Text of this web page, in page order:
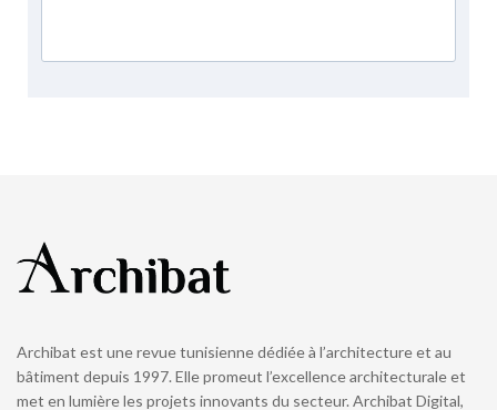
Archibat est une revue tunisienne dédiée à l’architecture et au
bâtiment depuis 1997. Elle promeut l’excellence architecturale et
met en lumière les projets innovants du secteur. Archibat Digital,